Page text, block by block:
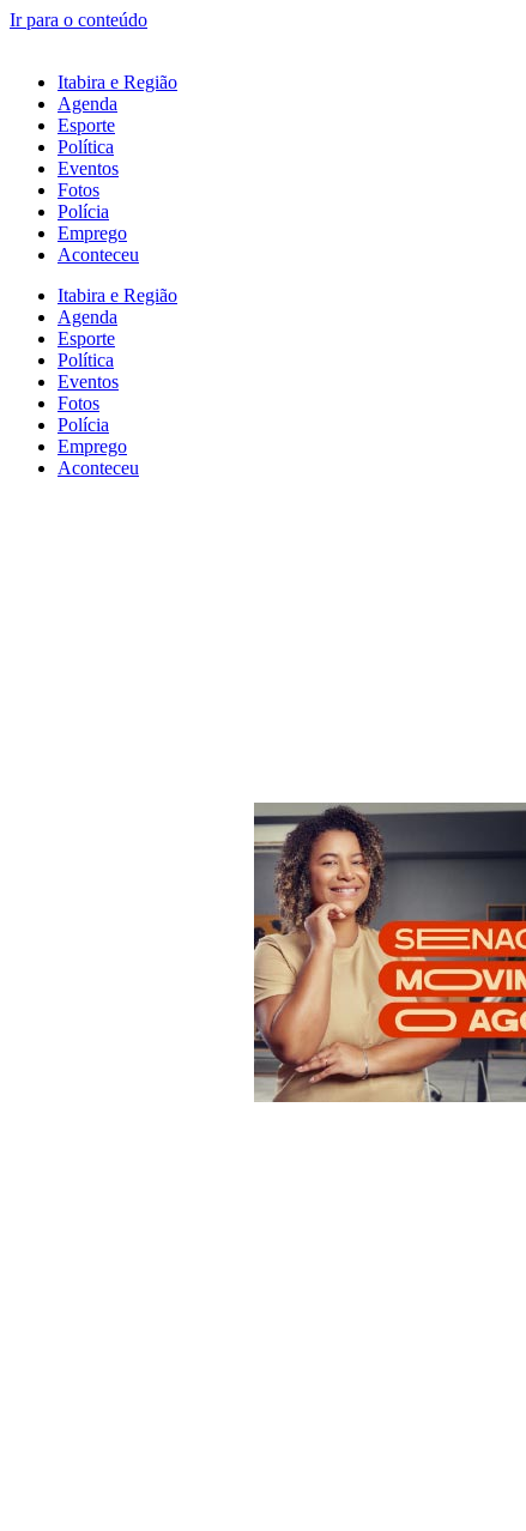
Ir para o conteúdo
Itabira e Região
Agenda
Esporte
Política
Eventos
Fotos
Polícia
Emprego
Aconteceu
Itabira e Região
Agenda
Esporte
Política
Eventos
Fotos
Polícia
Emprego
Aconteceu